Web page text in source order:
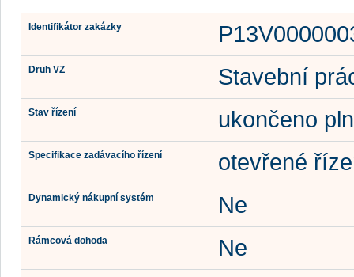
Identifikátor zakázky
Druh VZ Stavební
Stav řízení ukončeno
Specifikace zadávacího řízení otevřené
Dynamický nákupní systém Ne
Rámcová dohoda Ne